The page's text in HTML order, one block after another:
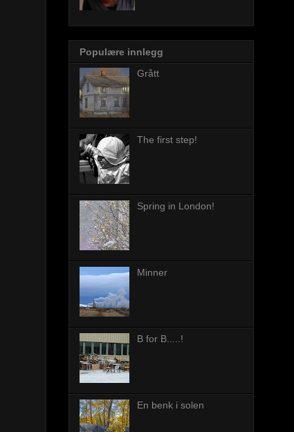
Populære innlegg
Grått
The first step!
Spring in London!
Minner
B for B.....!
En benk i solen